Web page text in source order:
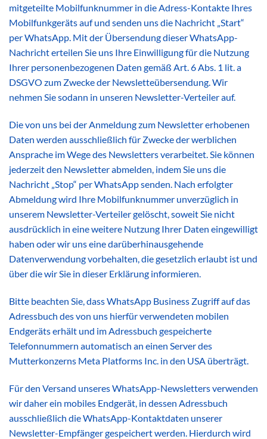
mitgeteilte Mobilfunknummer in die Adress-Kontakte Ihres
Mobilfunkgeräts auf und senden uns die Nachricht „Start“
per WhatsApp. Mit der Übersendung dieser WhatsApp-
Nachricht erteilen Sie uns Ihre Einwilligung für die Nutzung
Ihrer personenbezogenen Daten gemäß Art. 6 Abs. 1 lit. a
DSGVO zum Zwecke der Newsletteübersendung. Wir
nehmen Sie sodann in unseren Newsletter-Verteiler auf.
Die von uns bei der Anmeldung zum Newsletter erhobenen
Daten werden ausschließlich für Zwecke der werblichen
Ansprache im Wege des Newsletters verarbeitet. Sie können
jederzeit den Newsletter abmelden, indem Sie uns die
Nachricht „Stop“ per WhatsApp senden. Nach erfolgter
Abmeldung wird Ihre Mobilfunknummer unverzüglich in
unserem Newsletter-Verteiler gelöscht, soweit Sie nicht
ausdrücklich in eine weitere Nutzung Ihrer Daten eingewilligt
haben oder wir uns eine darüberhinausgehende
Datenverwendung vorbehalten, die gesetzlich erlaubt ist und
über die wir Sie in dieser Erklärung informieren.
Bitte beachten Sie, dass WhatsApp Business Zugriff auf das
Adressbuch des von uns hierfür verwendeten mobilen
Endgeräts erhält und im Adressbuch gespeicherte
Telefonnummern automatisch an einen Server des
Mutterkonzerns Meta Platforms Inc. in den USA überträgt.
Für den Versand unseres WhatsApp-Newsletters verwenden
wir daher ein mobiles Endgerät, in dessen Adressbuch
ausschließlich die WhatsApp-Kontaktdaten unserer
Newsletter-Empfänger gespeichert werden. Hierdurch wird